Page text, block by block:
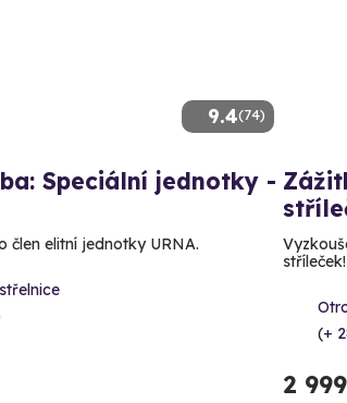
9.4(74)
Speciální jednotky -
elitní jednotky URNA.
stříleček!
(+
2